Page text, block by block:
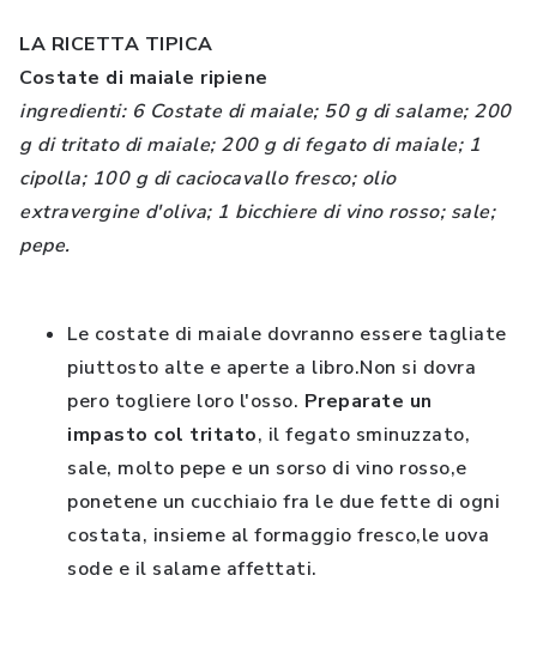
LA RICETTA TIPICA
Costate di maiale ripiene
ingredienti: 6 Costate di maiale; 50 g di salame; 200
g di tritato di maiale; 200 g di fegato di maiale; 1
cipolla; 100 g di caciocavallo fresco; olio
extravergine d'oliva; 1 bicchiere di vino rosso; sale;
pepe.
Le costate di maiale dovranno essere tagliate
piuttosto alte e aperte a libro.Non si dovra
pero togliere loro l'osso. Preparate un
impasto col tritato, il fegato sminuzzato,
sale, molto pepe e un sorso di vino rosso,e
ponetene un cucchiaio fra le due fette di ogni
costata, insieme al formaggio fresco,le uova
sode e il salame affettati.